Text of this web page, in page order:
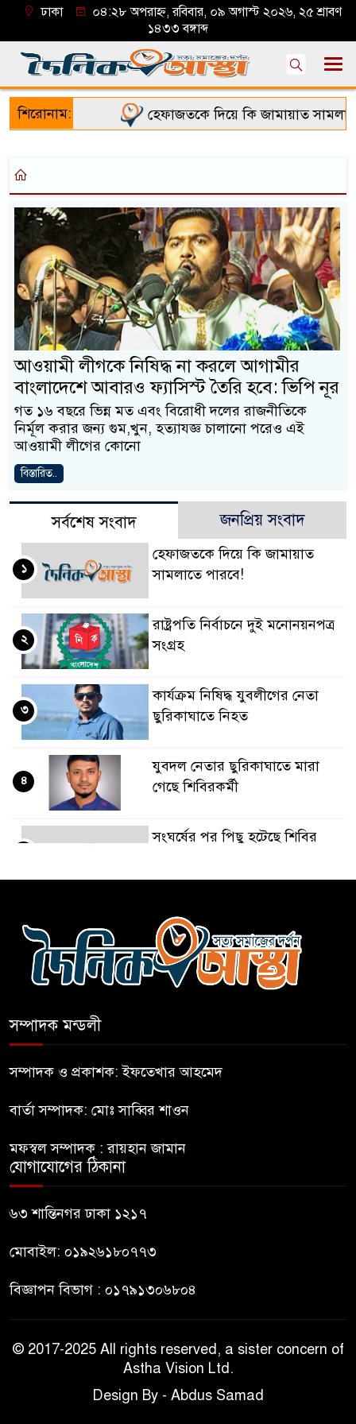
ঢাকা
০৪:২৮ অপরাহ্ন, রবিবার, ০৯ অগাস্ট ২০২৬, ২৫ শ্রাবণ
১৪৩৩ বঙ্গাব্দ
শিরোনাম: হেফাজতকে দিয়ে কি জামায়াত সামলাতে
আওয়ামী লীগকে নিষিদ্ধ না করলে আগামীর
বাংলাদেশে আবারও ফ্যাসিস্ট তৈরি হবে: ভিপি নূর
গত ১৬ বছরে ভিন্ন মত এবং বিরোধী দলের রাজনীতিকে
নির্মূল করার জন্য গুম,খুন, হত্যাযজ্ঞ চালানো পরেও এই
আওয়ামী লীগের কোনো
বিস্তারিত..
সর্বশেষ সংবাদ জনপ্রিয় সংবাদ
হেফাজতকে দিয়ে কি জামায়াত
সামলাতে পারবে!
১
রাষ্ট্রপতি নির্বাচনে দুই মনোনয়নপত্র
সংগ্রহ
২
কার্যক্রম নিষিদ্ধ যুবলীগের নেতা
ছুরিকাঘাতে নিহত
৩
যুবদল নেতার ছুরিকাঘাতে মারা
গেছে শিবিরকর্মী
৪
সংঘর্ষের পর পিছু হটেছে শিবির
অবস্থানে আছে ছাত্রদল
৬
হযরত শাহজালাল বিমানবন্দরে
কিশোর
ভারত থেকে আসছে ২ দশমিক ৩
মেট্রিক টন টিয়ার শেল
সম্পাদক মন্ডলী
সম্পাদক ও প্রকাশক: ইফতেখার আহমেদ
বার্তা সম্পাদক: মোঃ সাব্বির শাওন
মফস্বল সম্পাদক : রায়হান জামান
যোগাযোগের ঠিকানা
৬৩ শান্তিনগর ঢাকা ১২১৭
মোবাইল: ০১৯২৬১৮০৭৭৩
বিজ্ঞাপন বিভাগ : ০১৭৯১৩০৬৮০৪
© 2017-2025 All rights reserved, a sister concern of
Astha Vision Ltd.
Design By - Abdus Samad